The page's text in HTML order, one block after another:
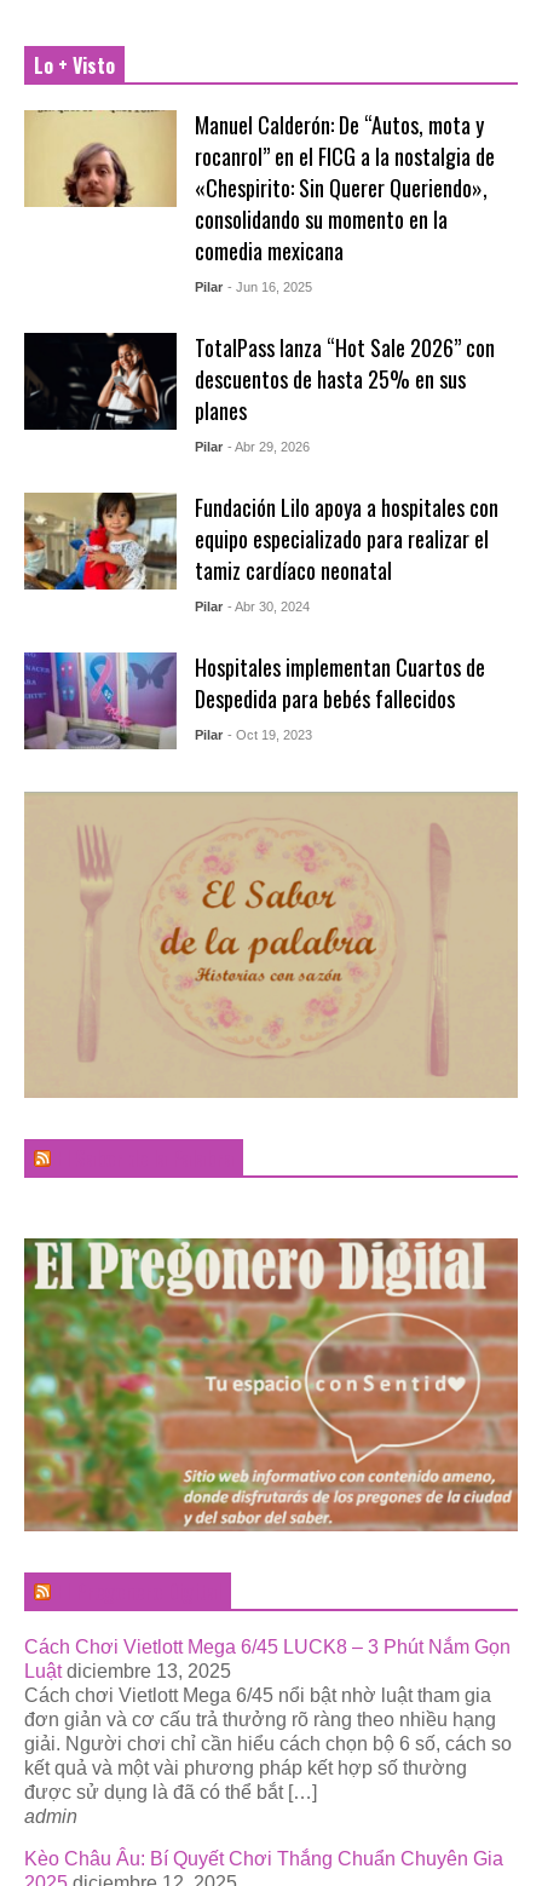
Lo + Visto
Manuel Calderón: De “Autos, mota y
rocanrol” en el FICG a la nostalgia de
«Chespirito: Sin Querer Queriendo»,
consolidando su momento en la
comedia mexicana
Pilar - Jun 16, 2025
TotalPass lanza “Hot Sale 2026” con
descuentos de hasta 25% en sus
planes
Pilar - Abr 29, 2026
Fundación Lilo apoya a hospitales con
equipo especializado para realizar el
tamiz cardíaco neonatal
Pilar - Abr 30, 2024
Hospitales implementan Cuartos de
Despedida para bebés fallecidos
Pilar - Oct 19, 2023
Cách Chơi Vietlott Mega 6/45 LUCK8 – 3 Phút Nắm Gọn
Luật diciembre 13, 2025
Cách chơi Vietlott Mega 6/45 nổi bật nhờ luật tham gia
đơn giản và cơ cấu trả thưởng rõ ràng theo nhiều hạng
giải. Người chơi chỉ cần hiểu cách chọn bộ 6 số, cách so
kết quả và một vài phương pháp kết hợp số thường
được sử dụng là đã có thể bắt […]
admin
Kèo Châu Âu: Bí Quyết Chơi Thắng Chuẩn Chuyên Gia